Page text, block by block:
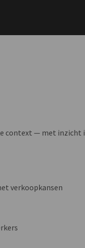
context — met inzicht
verkoopkansen